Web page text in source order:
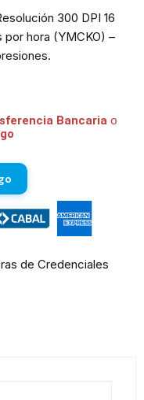
300 DPI 16
hora (YMCKO) –
Bancaria o
de Credenciales